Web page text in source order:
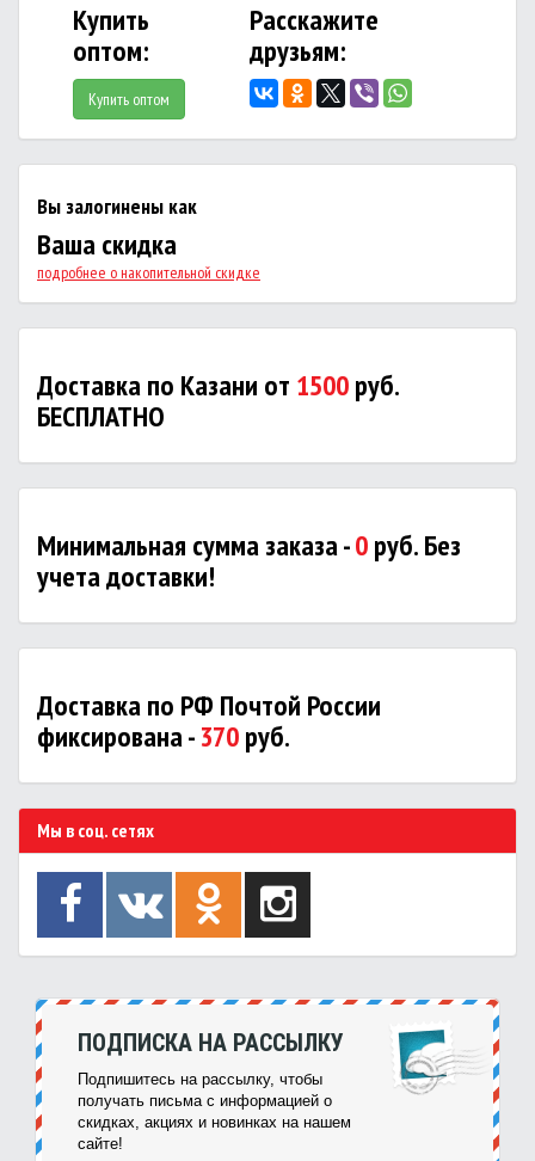
Купить
оптом:
Купить оптом
Расскажите
друзьям:
Вы залогинены как
Ваша скидка
подробнее о накопительной скидке
Доставка по Казани от 1500руб.
БЕСПЛАТНО
Минимальная сумма заказа -0руб. Без
учета доставки!
Доставка по РФ Почтой России
фиксирована -370руб.
Мы в соц. сетях
ПОДПИСКА НА РАССЫЛКУ
Подпишитесь на рассылку, чтобы
получать письма с информацией о
скидках, акциях и новинках на нашем
сайте!